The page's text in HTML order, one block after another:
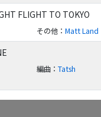
FLIGHT TO TOKYO
その他 ：Matt Land
編曲 ：Tatsh